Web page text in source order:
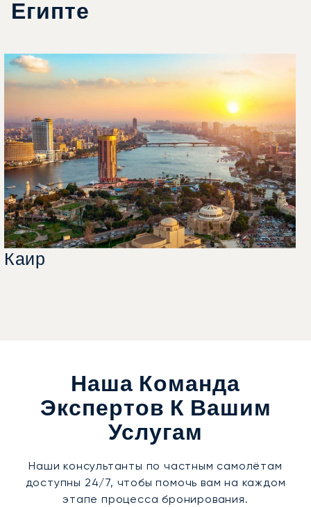
Египте
Каир
Наша Команда
Экспертов К Вашим
Услугам
Наши консультанты по частным самолётам
доступны 24/7, чтобы помочь вам на каждом
этапе процесса бронирования.